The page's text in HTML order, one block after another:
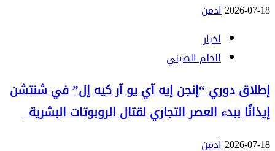
2026-07-18ادمن
اخبار
الحلم الصيني
إطلاق دوري “إنجن إيه آي يو آر كيه إل” في شنتشن
إيذانًا ببدء العصر التجاري لقتال الروبوتات البشرية
2026-07-18ادمن